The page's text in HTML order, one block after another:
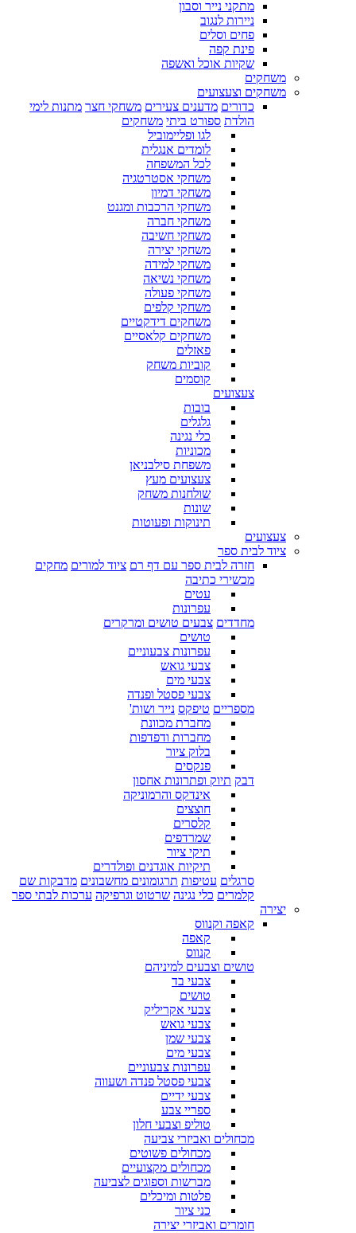
מתקני נייר וסבון
ניירות לנגוב
פחים וסלים
פינת קפה
שקיות אוכל ואשפה
משחקים
משחקים וצעצועים
כדורים מדענים צעירים משחקי חצר מתנות לימי
הולדת ספורט ביתי משחקים
לגו ופליימוביל
לומדים אנגלית
לכל המשפחה
משחקי אסטרטגיה
משחקי דמיון
משחקי הרכבות ומגנט
משחקי חברה
משחקי חשיבה
משחקי יצירה
משחקי למידה
משחקי נשיאה
משחקי פעולה
משחקי קלפים
משחקים דידקטיים
משחקים קלאסיים
פאזלים
קוביות משחק
קוסמים
צעצועים
בובות
גלגלים
כלי נגינה
מכוניות
משפחת סילבניאן
צעצועים מעץ
שולחנות משחק
שונות
תינוקות ופעוטות
צעצועים
ציוד לבית ספר
חזרה לבית ספר עם דף רם ציוד למורים מחקים
מכשירי כתיבה
עטים
עפרונות
מחדדים צבעים טושים ומרקרים
טושים
עפרונות צבעוניים
צבעי גואש
צבעי מים
צבעי פסטל ופנדה
מספריים טיפקס נייר ושות'
מחברת מכוונת
מחברות ודפדפות
בלוק ציור
פנקסים
דבק תיוק ופתרונות אחסון
אינדקס והרמוניקה
חוצצים
קלסרים
שמרדפים
תיקי ציור
תיקיות אוגדנים ופולדרים
סרגלים עטיפות תרגומונים מחשבונים מדבקות שם
קלמרים כלי נגינה שרטוט וגרפיקה ערכות לבתי ספר
יצירה
קאפה וקנווס
קאפה
קנווס
טושים וצבעים למיניהם
צבעי בד
טושים
צבעי אקריליק
צבעי גואש
צבעי שמן
צבעי מים
עפרונות צבעוניים
צבעי פסטל פנדה ושעווה
צבעי ידיים
ספריי צבע
טוליפ וצבעי חלון
מכחולים ואביזרי צביעה
מכחולים פשוטים
מכחולים מקצועיים
מברשות וספוגים לצביעה
פלטות ומיכלים
כני ציור
חומרים ואביזרי יצירה